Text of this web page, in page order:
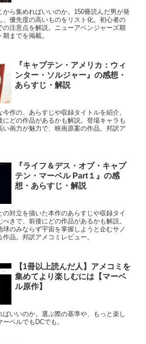
から集めればいいのか。150冊読んだ男が発
、優先度の高いものをリスト化。初心者の
の注意点を解説。ニューアベンジャーズ期
までを掲載。
『キャプテン・アメリカ：ウィ
ンター・ソルジャー』の感想・
あらすじ・解説
作の、あらすじや収録タイトルを紹介。
にどの作品があるかも解説。登場キャラも
い画力が魅力で、映画原案の作品。邦訳ア
『ライフ＆デス・オブ・キャプ
テン・マーベル Part１』の感
想・あらすじ・解説
の対立を描いた本作のあらすじや収録タイ
べきで、前後にどの作品があるかも解説。
球のみならず宇宙を掌握しようと企むサノ
品。邦訳アメコミレビュー。
【1冊以上読んだ人】アメコミを
集めてより楽しむには【マーベ
ル原作】
ばいいのか。選ぶ際の基準や、もっと楽し
ベルでもDCでも。